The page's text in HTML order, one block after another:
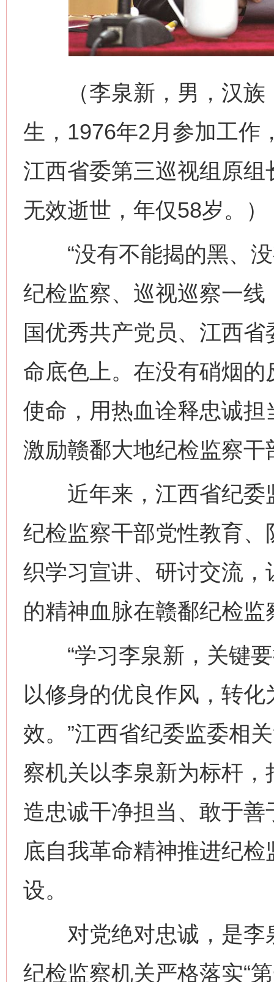
（李泉新，男，汉族
生，1976年2月参加工作
江西省委第三巡视组原
无效逝世，年仅58岁。）
“没有不能揭的黑、没
纪检监察、巡视巡察一
国优秀共产党员、江西
命底色上。在没有硝烟
使命，用热血诠释忠诚
激励赣鄱大地纪检监察
近年来，江西省纪委
纪检监察干部党性教育
织学习宣讲、研讨交流
的精神血脉在赣鄱纪检
“学习李泉新，关键要
以修身的优良作风，转
效。”江西省纪委监委相
察机关以李泉新为标杆
造忠诚干净担当、敢于
底自我革命精神推进纪
设。
对党绝对忠诚，是李
纪检监察机关严格落实“